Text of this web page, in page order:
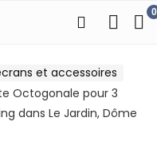
0
et accessoires
Octogonale pour 3
dans Le Jardin, Dôme